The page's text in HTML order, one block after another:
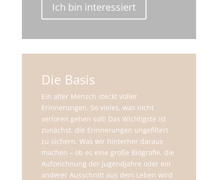
Ich bin interessiert
Die Basis
Ein alter Mensch steckt voller
Erinnerungen. So vieles, was nicht
verloren gehen soll! Das Wichtigste ist
zunächst, die Erinnerungen ungefiltert
zu sichern. Was wir hinterher daraus
machen – ob es eine große Biografie, die
Aufzeichnung der Jugendjahre oder ein
anderer Ausschnitt aus dem Leben wird